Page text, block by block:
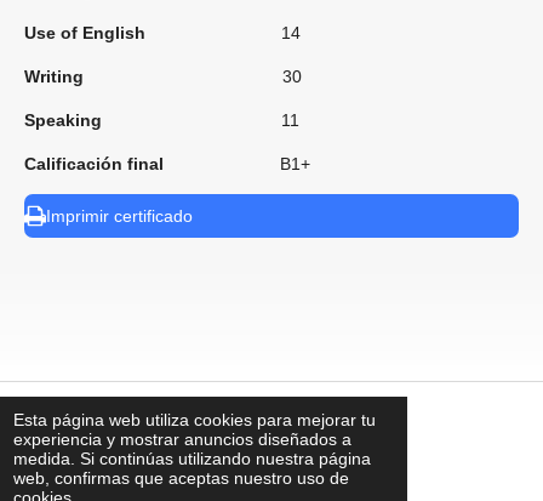
Esta página web utiliza cookies para mejorar tu
experiencia y mostrar anuncios diseñados a
medida. Si continúas utilizando nuestra página
web, confirmas que aceptas nuestro uso de
Use of English 14
Writing 30
Speaking 11
Calificación final B1+
Imprimir certificado
⠀